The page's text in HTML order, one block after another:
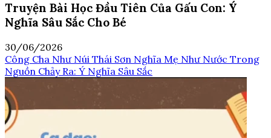
Truyện Bài Học Đầu Tiên Của Gấu Con: Ý
Nghĩa Sâu Sắc Cho Bé
30/06/2026
Công Cha Như Núi Thái Sơn Nghĩa Mẹ Như Nước Trong
Nguồn Chảy Ra: Ý Nghĩa Sâu Sắc